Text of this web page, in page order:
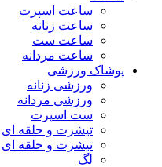
ساعت اسپرت
ساعت زنانه
ساعت ست
ساعت مردانه
پوشاک ورزشی
ورزشی زنانه
ورزشی مردانه
ست اسپرت
تیشرت و حلقه ای
تیشرت و حلقه ای
لگ